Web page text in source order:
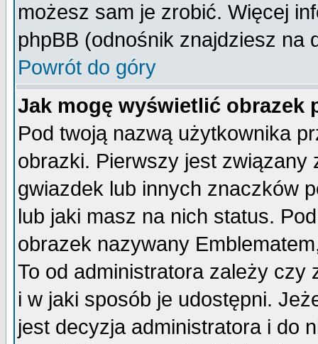
możesz sam je zrobić. Więcej
phpBB (odnośnik znajdziesz na
Powrót do góry
Jak mogę wyświetlić obrazek
Pod twoją nazwą użytkownika
obrazki. Pierwszy jest
gwiazdek lub innych znaczków
lub jaki masz na nich status.
obrazek nazywany
To od administratora zależy czy
i w jaki sposób je udostępni.
jest decyzja administratora i do